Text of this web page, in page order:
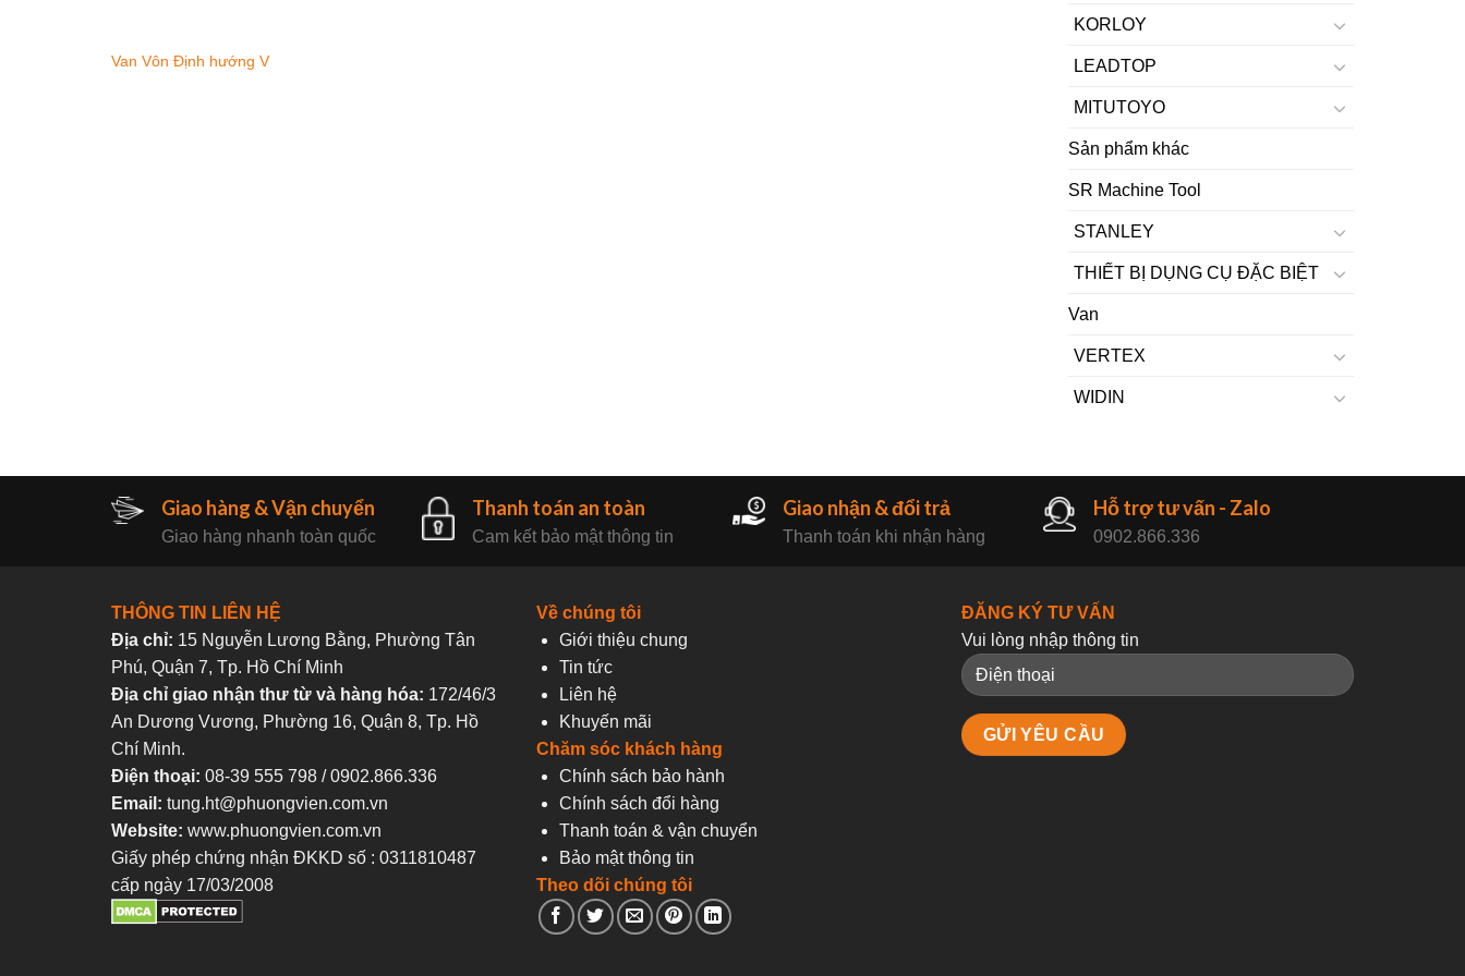
Van Vôn Định hướng V
KORLOY
LEADTOP
MITUTOYO
Sản phẩm khác
SR Machine Tool
STANLEY
THIẾT BỊ DỤNG CỤ ĐẶC BIỆT
Van
VERTEX
WIDIN
Giao hàng & Vận chuyển
Giao hàng nhanh toàn quốc
Thanh toán an toàn
Cam kết bảo mật thông tin
Giao nhận & đổi trả
Thanh toán khi nhận hàng
Hỗ trợ tư vấn - Zalo
0902.866.336
THÔNG TIN LIÊN HỆ
Địa chỉ: 15 Nguyễn Lương Bằng, Phường Tân
Phú, Quận 7, Tp. Hồ Chí Minh
Địa chỉ giao nhận thư từ và hàng hóa: 172/46/3
An Dương Vương, Phường 16, Quận 8, Tp. Hồ
Chí Minh.
Điện thoại: 08-39 555 798 / 0902.866.336
Email: tung.ht@phuongvien.com.vn
Website: www.phuongvien.com.vn
Giấy phép chứng nhận ĐKKD số : 0311810487
cấp ngày 17/03/2008
Về chúng tôi
Giới thiệu chung
Tin tức
Liên hệ
Khuyến mãi
Chăm sóc khách hàng
Chính sách bảo hành
Chính sách đổi hàng
Thanh toán & vận chuyển
Bảo mật thông tin
Theo dõi chúng tôi
ĐĂNG KÝ TƯ VẤN
Vui lòng nhập thông tin